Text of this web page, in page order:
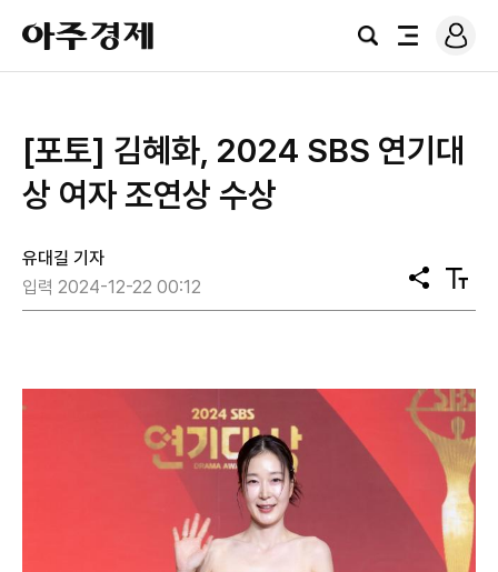
아
주
경
검
전
로
그
[포토] 김혜화, 2024 SBS 연기대
상 여자 조연상 수상
유대길 기자
입력 2024-12-22 00:12
공
유
텍
스